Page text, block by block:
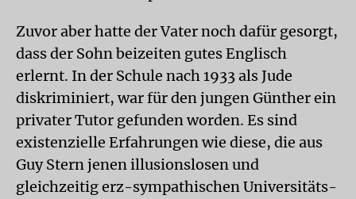
Zuvor aber hatte der Vater noch dafür gesorgt,
dass der Sohn beizeiten gutes Englisch
erlernt. In der Schule nach 1933 als Jude
diskriminiert, war für den jungen Günther ein
privater Tutor gefunden worden. Es sind
existenzielle Erfahrungen wie diese, die aus
Guy Stern jenen illusionslosen und
gleichzeitig erz-sympathischen Universitäts-